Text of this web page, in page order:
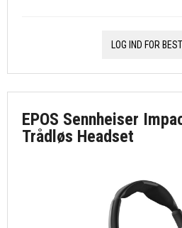
LOG IND FOR
EPOS Sennheiser
Trådløs Headset